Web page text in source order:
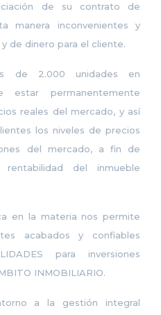
de su contrato de
manera inconvenientes y
de dinero para el cliente.
de 2.000 unidades en
estar permanentemente
reales del mercado, y así
los niveles de precios
del mercado, a fin de
del inmueble
en la materia nos permite
acabados y confiables
para inversiones
INMOBILIARIO.
a la gestión integral